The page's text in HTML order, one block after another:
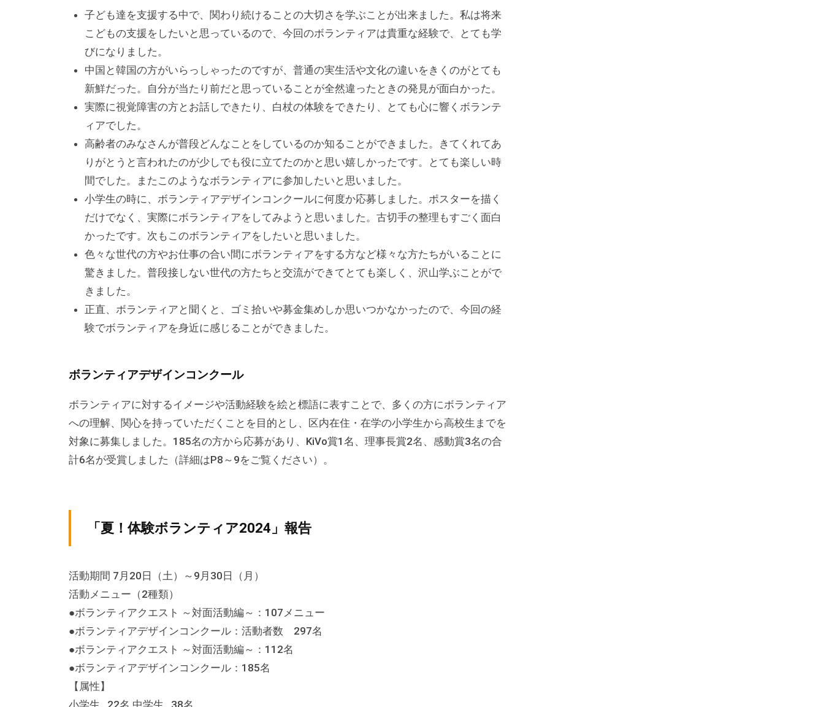
場
北
あ
で
す
。
子ども達を支援する中で、関わり続けることの大切さを学ぶことが出来ました。私は将来
こどもの支援をしたいと思っているので、今回のボランティアは貴重な経験で、とても学
びになりました。
中国と韓国の方がいらっしゃったのですが、普通の実生活や文化の違いをきくのがとても
新鮮だった。自分が当たり前だと思っていることが全然違ったときの発見が面白かった。
実際に視覚障害の方とお話しできたり、白杖の体験をできたり、とても心に響くボランテ
ィアでした。
高齢者のみなさんが普段どんなことをしているのか知ることができました。きてくれてあ
りがとうと言われたのが少しでも役に立てたのかと思い嬉しかったです。とても楽しい時
間でした。またこのようなボランティアに参加したいと思いました。
小学生の時に、ボランティアデザインコンクールに何度か応募しました。ポスターを描く
だけでなく、実際にボランティアをしてみようと思いました。古切手の整理もすごく面白
かったです。次もこのボランティアをしたいと思いました。
色々な世代の方やお仕事の合い間にボランティアをする方など様々な方たちがいることに
驚きました。普段接しない世代の方たちと交流ができてとても楽しく、沢山学ぶことがで
きました。
正直、ボランティアと聞くと、ゴミ拾いや募金集めしか思いつかなかったので、今回の経
験でボランティアを身近に感じることができました。
ボランティアデザインコンクール
ボランティアに対するイメージや活動経験を絵と標語に表すことで、多くの方にボランティア
への理解、関心を持っていただくことを目的とし、区内在住・在学の小学生から高校生までを
対象に募集しました。185名の方から応募があり、KiVo賞1名、理事長賞2名、感動賞3名の合
計6名が受賞しました（詳細はP8～9をご覧ください）。
「夏！体験ボランティア2024」報告
活動期間 7月20日（土）～9月30日（月）
活動メニュー（2種類）
●ボランティアクエスト ～対面活動編～：107メニュー
●ボランティアデザインコンクール：活動者数 297名
●ボランティアクエスト ～対面活動編～：112名
●ボランティアデザインコンクール：185名
【属性】